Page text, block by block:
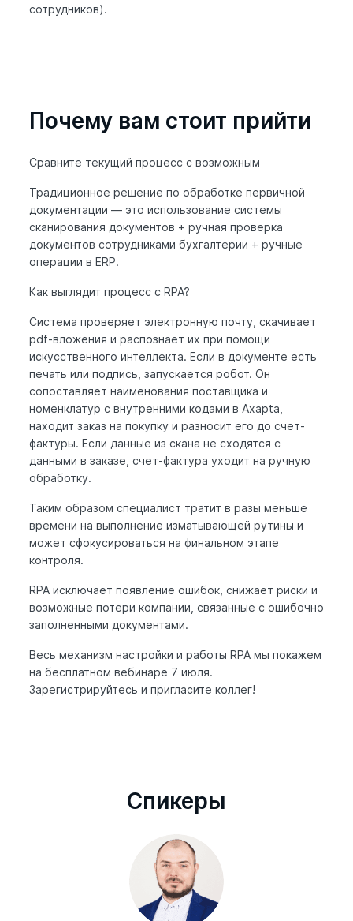
сотрудников).
Почему вам стоит прийти
Сравните текущий процесс с возможным
Традиционное решение по обработке первичной
документации — это использование системы
сканирования документов + ручная проверка
документов сотрудниками бухгалтерии + ручные
операции в ERP.
Как выглядит процесс с RPA?
Система проверяет электронную почту, скачивает
pdf-вложения и распознает их при помощи
искусственного интеллекта. Если в документе есть
печать или подпись, запускается робот. Он
сопоставляет наименования поставщика и
номенклатур с внутренними кодами в Axapta,
находит заказ на покупку и разносит его до счет-
фактуры. Если данные из скана не сходятся с
данными в заказе, счет-фактура уходит на ручную
обработку.
Таким образом специалист тратит в разы меньше
времени на выполнение изматывающей рутины и
может сфокусироваться на финальном этапе
контроля.
RPA исключает появление ошибок, снижает риски и
возможные потери компании, связанные с ошибочно
заполненными документами.
Весь механизм настройки и работы RPA мы покажем
на бесплатном вебинаре 7 июля.
Зарегистрируйтесь и пригласите коллег!
Cпикеры